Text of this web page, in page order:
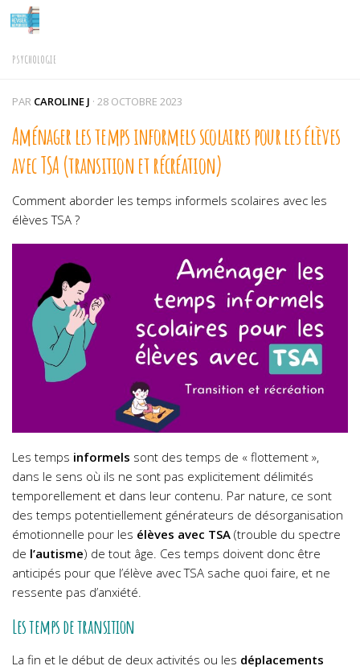
Skip to content
PSYCHOLOGIE
PAR CAROLINE J · 28 OCTOBRE 2023
Aménager les temps informels scolaires pour les élèves
avec TSA (transition et récréation)
Comment aborder les temps informels scolaires avec les
élèves TSA ?
Les temps informels sont des temps de « flottement »,
dans le sens où ils ne sont pas explicitement délimités
temporellement et dans leur contenu. Par nature, ce sont
des temps potentiellement générateurs de désorganisation
émotionnelle pour les élèves avec TSA (trouble du spectre
de l’autisme) de tout âge. Ces temps doivent donc être
anticipés pour que l’élève avec TSA sache quoi faire, et ne
ressente pas d’anxiété.
Les temps de transition
La fin et le début de deux activités ou les déplacements